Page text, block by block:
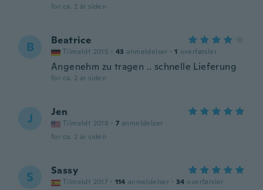
for ca. 2 år siden
B Beatrice
Tilmeldt 2015 · 43 anmeldelser · 1 overførsler
Angenehm zu tragen .. schnelle Lieferung
for ca. 2 år siden
J Jen
Tilmeldt 2018 · 7 anmeldelser
for ca. 2 år siden
S Sassy
Tilmeldt 2017 · 114 anmeldelser · 34 overførsler